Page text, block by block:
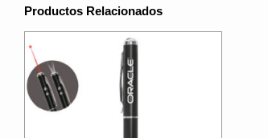
Productos Relacionados